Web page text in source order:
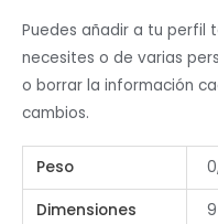
Puedes añadir a tu perfil
necesites o de varias
o borrar la información
cambios.
Peso
Dimensiones